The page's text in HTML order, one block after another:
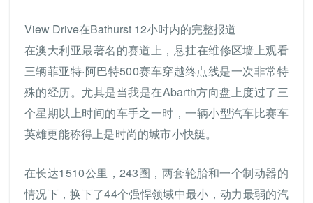
View Drive在Bathurst 12小时内的完整报道
在澳大利亚最著名的赛道上，悬挂在维修区墙上观看
三辆菲亚特·阿巴特500赛车穿越终点线是一次非常特
殊的经历。尤其是当我是在Abarth方向盘上度过了三
个星期以上时间的车手之一时，一辆小型汽车比赛车
英雄更能称得上是时尚的城市小快艇。
在长达1510公里，243圈，两套轮胎和一个制动器的
情况下，换下了44个强悍领域中最小，动力最弱的汽